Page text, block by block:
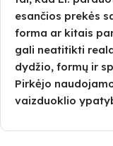
esančios prekės
forma ar kitais
gali neatitikti
dydžio, formų ir
Pirkėjo
vaizduoklio